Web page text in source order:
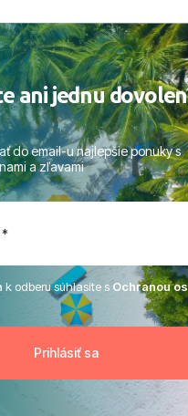
ani jednu
do email-u najlepšie ponuky s
a zľavami
k odberu súhlasíte sOchranou